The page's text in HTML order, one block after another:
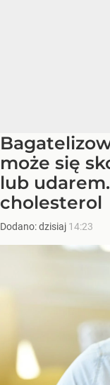
może się
lub
cholesterol
Dodano:dzisiaj 14:23